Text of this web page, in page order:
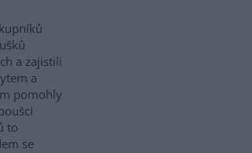
a zajistili
a
pomohly
to
se